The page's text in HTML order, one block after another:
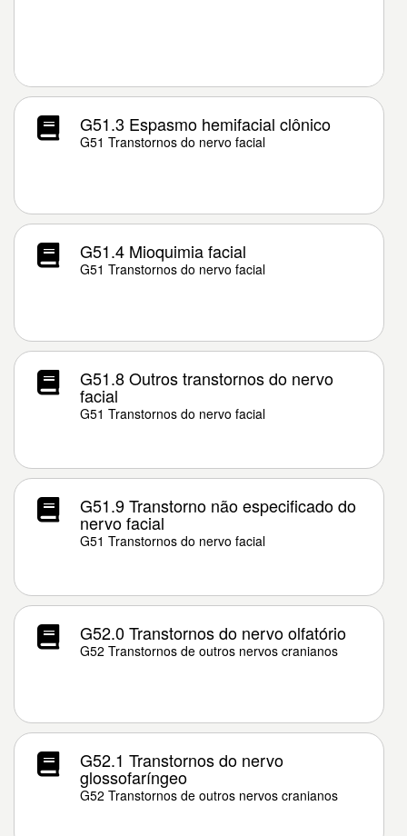
G51.3 Espasmo hemifacial clônico
G51 Transtornos do nervo facial
G51.4 Mioquimia facial
G51 Transtornos do nervo facial
G51.8 Outros transtornos do nervo
facial
G51 Transtornos do nervo facial
G51.9 Transtorno não especificado do
nervo facial
G51 Transtornos do nervo facial
G52.0 Transtornos do nervo olfatório
G52 Transtornos de outros nervos cranianos
G52.1 Transtornos do nervo
glossofaríngeo
G52 Transtornos de outros nervos cranianos